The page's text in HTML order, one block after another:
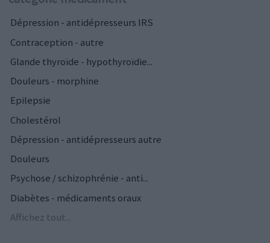
Dépression - antidépresseurs IRS
Contraception - autre
Glande thyroïde - hypothyroïdie...
Douleurs - morphine
Epilepsie
Cholestérol
Dépression - antidépresseurs autre
Douleurs
Psychose / schizophrénie - anti...
Diabètes - médicaments oraux
Affichez tout...